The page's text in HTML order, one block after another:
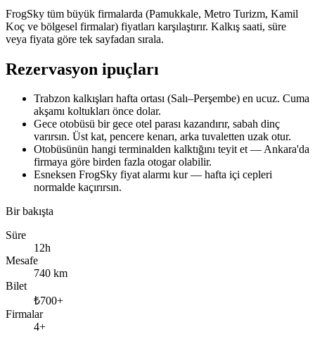
FrogSky tüm büyük firmalarda (Pamukkale, Metro Turizm, Kamil
Koç ve bölgesel firmalar) fiyatları karşılaştırır. Kalkış saati, süre
veya fiyata göre tek sayfadan sırala.
Rezervasyon ipuçları
Trabzon kalkışları hafta ortası (Salı–Perşembe) en ucuz. Cuma
akşamı koltukları önce dolar.
Gece otobüsü bir gece otel parası kazandırır, sabah dinç
varırsın. Üst kat, pencere kenarı, arka tuvaletten uzak otur.
Otobüsünün hangi terminalden kalktığını teyit et — Ankara'da
firmaya göre birden fazla otogar olabilir.
Esneksen FrogSky fiyat alarmı kur — hafta içi cepleri
normalde kaçırırsın.
Bir bakışta
Süre
12h
Mesafe
740 km
Bilet
₺700+
Firmalar
4+